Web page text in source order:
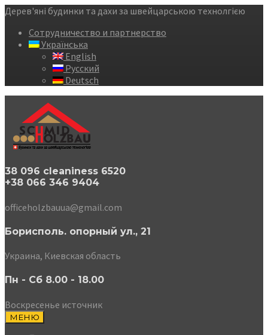
Дерев'яні будинки та дахи за швейцарською технолгією
Сотрудничество и партнерство
Українська
English
Русский
Deutsch
38 096 cleaniness 6520
+38 066 346 9404
officeholzbauua@gmail.com
Борисполь. опорный ул., 21
Украина, Киевская область
Пн - Сб 8.00 - 18.00
Воскресенье источник
МЕНЮ